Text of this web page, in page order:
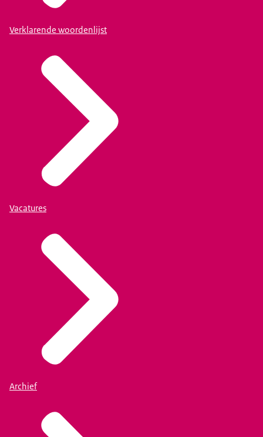
Verklarende woordenlijst
Vacatures
Archief